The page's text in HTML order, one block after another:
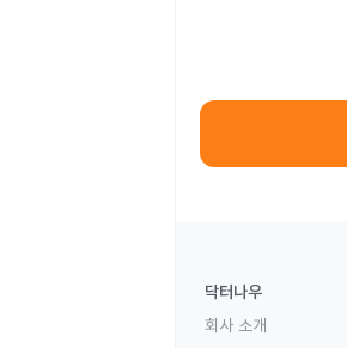
닥터나우
회사 소개